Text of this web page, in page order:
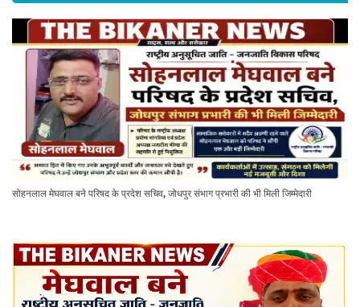
सोहनलाल मेघवाल बने परिषद के प्रदेश सचिव, जोधपुर संभाग प्रभारी की भी मिली जिम्मेदारी